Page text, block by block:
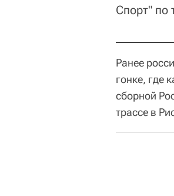
Спорт" по
Ранее
гонке, где
сборной
трассе в